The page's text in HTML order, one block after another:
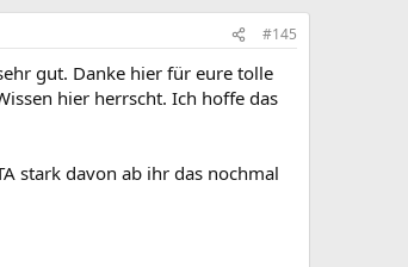
#145
gut. Danke hier für eure tolle
hier herrscht. Ich hoffe das
stark davon ab ihr das nochmal